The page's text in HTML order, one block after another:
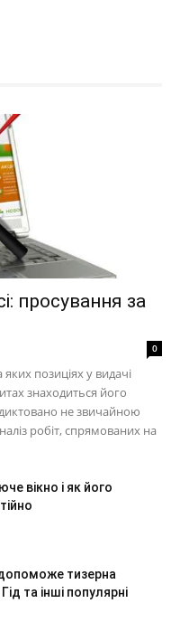
просування за
0
позиціях у видачі
знаходиться його
не звичайною
робіт, спрямованих на
вікно і як його
тизерна
та інші популярні